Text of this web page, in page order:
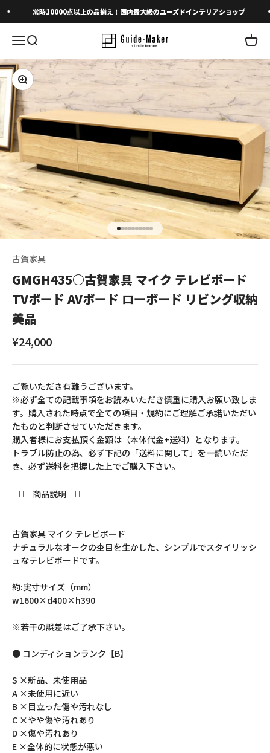
コンテンツへスキップ
常時10000点以上の品揃え！国内最大級のユーズドインテリアショップ
メニューを開く
検索を開く カー
ズームイン
I18n Error: Missing interpolation
I18n Error: Missing interpolation
I18n Error: Missing interpolation
I18n Error: Missing interpolation
I18n Error: Missing interpolation
I18n Error: Missing interpolation
I18n Error: Missing
I18n Error: Missing
I18n Error: Missing
I18n Error: Missing
古賀家具
GMGH435○古賀家具 マイク テレビボード
TVボード AVボード ローボード リビング収納
美品
セール価格
¥24,000
ご覧いただき有難うございます。
※必ず全ての記載事項をお読みいただき慎重に購入お願い致しま
す。購入された時点で全ての項目・規約にご理解ご承諾いただい
たものと判断させていただきます。
購入者様にお支払頂く金額は（本体代金+送料）となります。
トラブル防止の為、必ず下記の「送料に関して」を一読いただ
き、必ず送料を把握した上でご購入下さい。
□ □ 商品説明 □ □
古賀家具 マイク テレビボード
ナチュラルなオークの杢目を生かした、シンプルでスタイリッシ
ュなテレビボードです。
約:実寸サイズ（mm）
w1600×d400×h390
※若干の誤差はご了承下さい。
● コンディションランク【B】
S ×新品、未使用品
A ×未使用に近い
B ×目立った傷や汚れなし
C ×やや傷や汚れあり
D ×傷や汚れあり
E ×全体的に状態が悪い